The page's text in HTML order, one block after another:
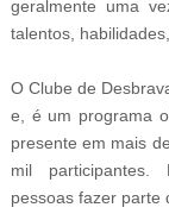
geralmente uma
talentos,
O Clube de
e, é um programa
presente em mais
mil participantes.
pessoas fazer parte